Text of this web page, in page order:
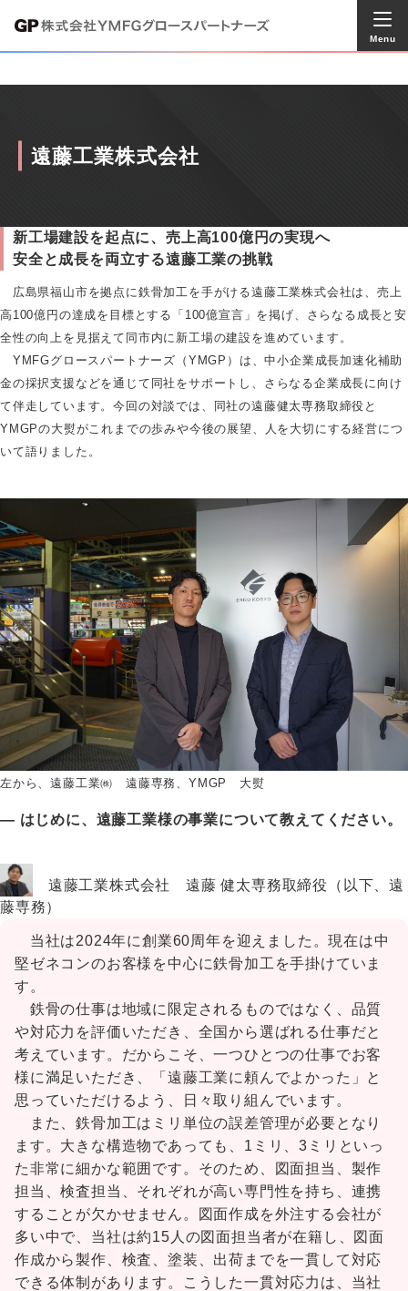
Menu
遠藤工業株式会社
新工場建設を起点に、売上高100億円の実現へ
安全と成長を両立する遠藤工業の挑戦
広島県福山市を拠点に鉄骨加工を手がける遠藤工業株式会社は、売上
高100億円の達成を目標とする「100億宣言」を掲げ、さらなる成長と安
全性の向上を見据えて同市内に新工場の建設を進めています。
YMFGグロースパートナーズ（YMGP）は、中小企業成長加速化補助
金の採択支援などを通じて同社をサポートし、さらなる企業成長に向け
て伴走しています。今回の対談では、同社の遠藤健太専務取締役と
YMGPの大熨がこれまでの歩みや今後の展望、人を大切にする経営につ
いて語りました。
左から、遠藤工業㈱ 遠藤専務、YMGP 大熨
― はじめに、遠藤工業様の事業について教えてください。
遠藤工業株式会社 遠藤 健太専務取締役（以下、遠
藤専務）
当社は2024年に創業60周年を迎えました。現在は中
堅ゼネコンのお客様を中心に鉄骨加工を手掛けていま
す。
鉄骨の仕事は地域に限定されるものではなく、品質
や対応力を評価いただき、全国から選ばれる仕事だと
考えています。だからこそ、一つひとつの仕事でお客
様に満足いただき、「遠藤工業に頼んでよかった」と
思っていただけるよう、日々取り組んでいます。
また、鉄骨加工はミリ単位の誤差管理が必要となり
ます。大きな構造物であっても、1ミリ、3ミリといっ
た非常に細かな範囲です。そのため、図面担当、製作
担当、検査担当、それぞれが高い専門性を持ち、連携
することが欠かせません。図面作成を外注する会社が
多い中で、当社は約15人の図面担当者が在籍し、図面
作成から製作、検査、塗装、出荷までを一貫して対応
できる体制があります。こうした一貫対応力は、当社